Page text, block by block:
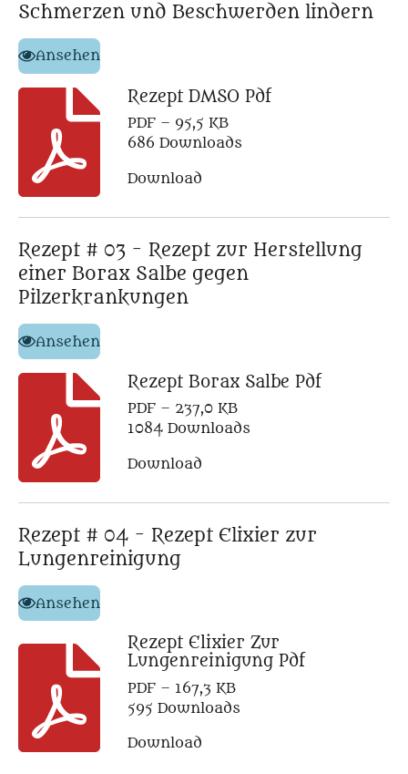
Schmerzen und Beschwerden lindern
Ansehen
Rezept DMSO Pdf
PDF – 95,5 KB
686 Downloads
Download
Rezept # 03 - Rezept zur Herstellung
einer Borax Salbe gegen
Pilzerkrankungen
Ansehen
Rezept Borax Salbe Pdf
PDF – 237,0 KB
1084 Downloads
Download
Rezept # 04 - Rezept Elixier zur
Lungenreinigung
Ansehen
Rezept Elixier Zur
Lungenreinigung Pdf
PDF – 167,3 KB
595 Downloads
Download